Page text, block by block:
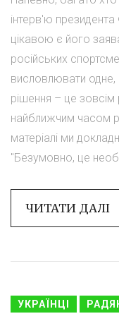
інтерв'ю
цікавою є його
російських
висловлювати одне,
рішення – це зовсім
найближчим часом
матеріалі ми
"Безумовно, це
ЧИТАТИ ДАЛІ
УКРАЇНЦІ